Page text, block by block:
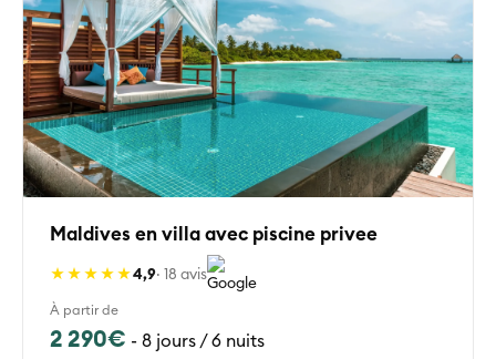
Maldives en villa avec piscine privee
★★★★★4,9· 18 avis
À partir de
2 290€ - 8 jours / 6 nuits